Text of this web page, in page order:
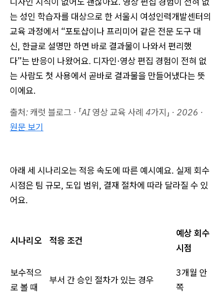
는 성인 학습자를 대상으로 한 서울시 여성인력개발센터의
교육 과정에서 “포토샵이나 프리미어 같은 전문 도구 대
신, 한글로 설명만 하면 바로 결과물이 나와서 편리했
다”는 반응이 나왔어요. 디자인·영상 편집 경험이 전혀 없
는 사람도 첫 사용에서 곧바로 결과물을 만들어냈다는 뜻
이에요.
출처: 캐럿 블로그 · 「AI 영상 교육 사례 4가지」 · 2026 ·
원문 보기
아래 세 시나리오는 적응 속도에 따른 예시예요. 실제 회수
시점은 팀 규모, 도입 범위, 결재 절차에 따라 달라질 수 있
어요.
시나리오 적응 조건
예상 회수
시점
보수적으
로 볼 때
부서 간 승인 절차가 있는 경우
3개월 안
쪽